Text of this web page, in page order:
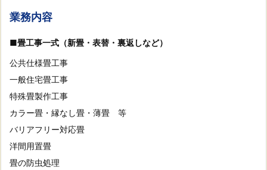
業務内容
■畳工事一式（新畳・表替・裏返しなど）
公共仕様畳工事
一般住宅畳工事
特殊畳製作工事
カラー畳・縁なし畳・薄畳 等
バリアフリー対応畳
洋間用置畳
畳の防虫処理